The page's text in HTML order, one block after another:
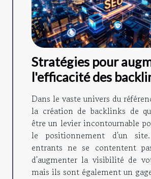
Stratégies pour
l'efficacité des
SEO
Dans le vaste univers du
la création de backlinks de
être un levier incontournable
le positionnement d'un
entrants ne se contentent
d'augmenter la visibilité de
mais ils sont également un